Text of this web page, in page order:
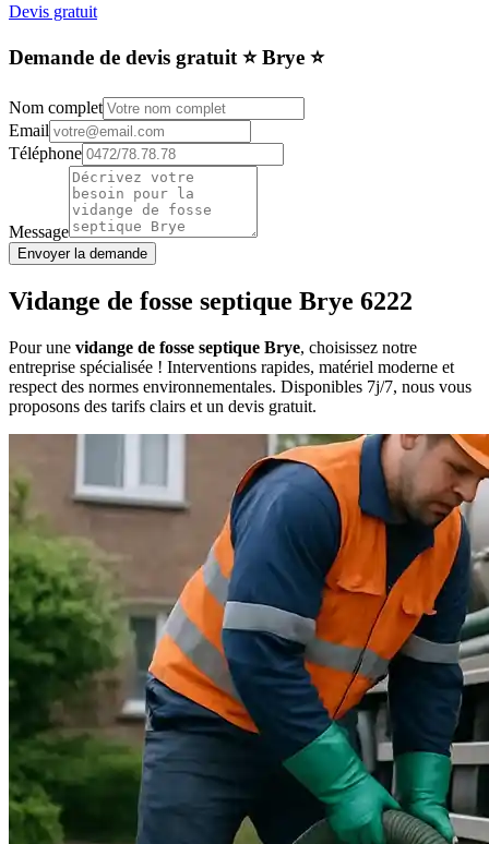
Devis gratuit
Demande de devis gratuit ⭐️ Brye ⭐️
Nom complet
Email
Téléphone
Message
Envoyer la demande
Vidange de fosse septique Brye 6222
Pour une vidange de fosse septique Brye, choisissez notre
entreprise spécialisée ! Interventions rapides, matériel moderne et
respect des normes environnementales. Disponibles 7j/7, nous vous
proposons des tarifs clairs et un devis gratuit.